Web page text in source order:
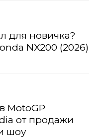
для новичка?
NX200 (2026)
MotoGP
от продажи
шоу